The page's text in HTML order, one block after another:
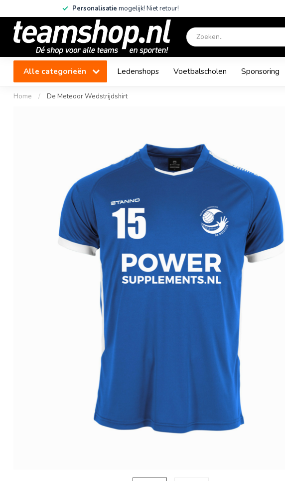
Personalisatie mogelijk! Niet retour!
Alle categorieën Ledenshops Voetbalscholen Sponsoring
Home / De Meteoor Wedstrijdshirt